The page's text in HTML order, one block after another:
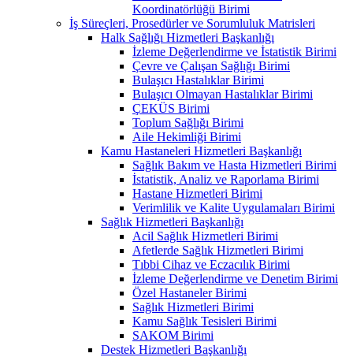
Koordinatörlüğü Birimi
İş Süreçleri, Prosedürler ve Sorumluluk Matrisleri
Halk Sağlığı Hizmetleri Başkanlığı
İzleme Değerlendirme ve İstatistik Birimi
Çevre ve Çalışan Sağlığı Birimi
Bulaşıcı Hastalıklar Birimi
Bulaşıcı Olmayan Hastalıklar Birimi
ÇEKÜS Birimi
Toplum Sağlığı Birimi
Aile Hekimliği Birimi
Kamu Hastaneleri Hizmetleri Başkanlığı
Sağlık Bakım ve Hasta Hizmetleri Birimi
İstatistik, Analiz ve Raporlama Birimi
Hastane Hizmetleri Birimi
Verimlilik ve Kalite Uygulamaları Birimi
Sağlık Hizmetleri Başkanlığı
Acil Sağlık Hizmetleri Birimi
Afetlerde Sağlık Hizmetleri Birimi
Tıbbi Cihaz ve Eczacılık Birimi
İzleme Değerlendirme ve Denetim Birimi
Özel Hastaneler Birimi
Sağlık Hizmetleri Birimi
Kamu Sağlık Tesisleri Birimi
SAKOM Birimi
Destek Hizmetleri Başkanlığı